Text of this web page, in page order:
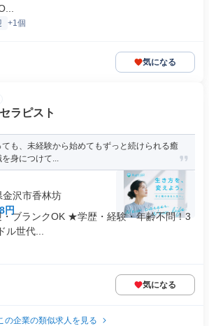
+1個
気になる
ラピスト
も、未経験から始めてもずっと続けられる癒
身につけて...
沢市香林坊
円
ブランクOK ★学歴・経験・年齢不問！3
世代...
気になる
の企業の類似求人を見る